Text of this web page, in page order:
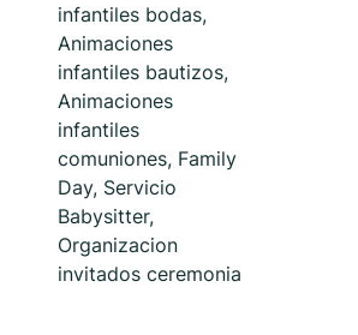
infantiles bodas,
Animaciones
infantiles bautizos,
Animaciones
infantiles
comuniones, Family
Day, Servicio
Babysitter,
Organizacion
invitados ceremonia